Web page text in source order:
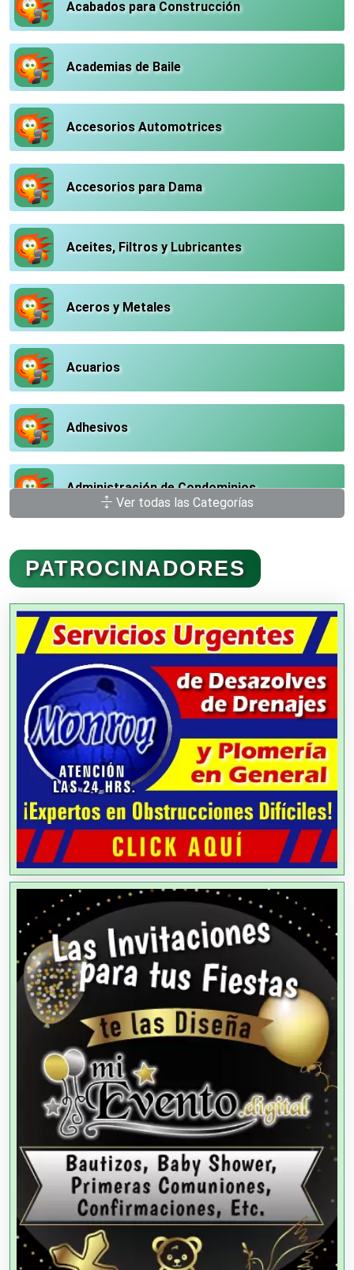
Acabados para Construcción
Academias de Baile
Accesorios Automotrices
Accesorios para Dama
Aceites, Filtros y Lubricantes
Aceros y Metales
Acuarios
Adhesivos
Administración de Condominios
Administración de Empresas
Agencias Aduanales
Agencias de Autos
Agencias de Cobranza
Agencias de Colocación
Agencias de Modelos
Agencias de Publicidad
Agencias de Viajes
Agricultores
Agricultura y Ganadería
Agua Purificada
Aire Acondicionado
Ver todas las Categorías
PATROCINADORES